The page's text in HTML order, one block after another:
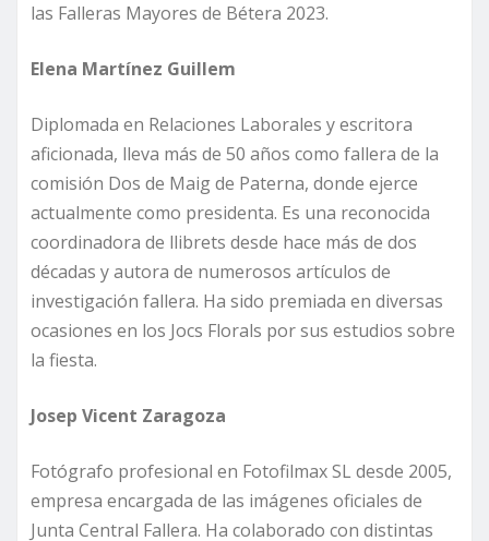
las Falleras Mayores de Bétera 2023.
Elena Martínez Guillem
Diplomada en Relaciones Laborales y escritora
aficionada, lleva más de 50 años como fallera de la
comisión Dos de Maig de Paterna, donde ejerce
actualmente como presidenta. Es una reconocida
coordinadora de llibrets desde hace más de dos
décadas y autora de numerosos artículos de
investigación fallera. Ha sido premiada en diversas
ocasiones en los Jocs Florals por sus estudios sobre
la fiesta.
Josep Vicent Zaragoza
Fotógrafo profesional en Fotofilmax SL desde 2005,
empresa encargada de las imágenes oficiales de
Junta Central Fallera. Ha colaborado con distintas